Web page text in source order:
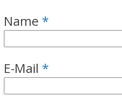
Name *
E-Mail *